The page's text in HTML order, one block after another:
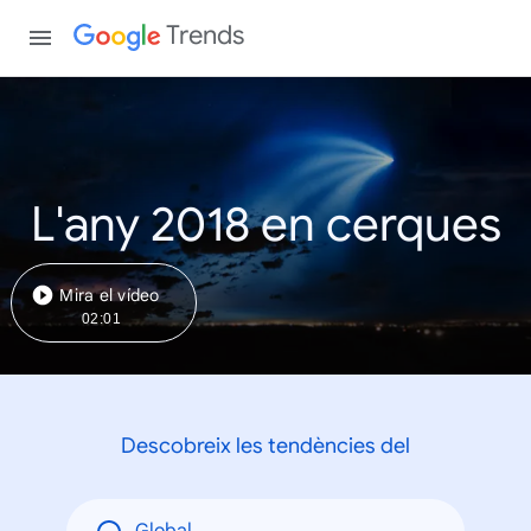
Trends
L'any 2018 en cerques
Mira el vídeo
02:01
Descobreix les tendències del